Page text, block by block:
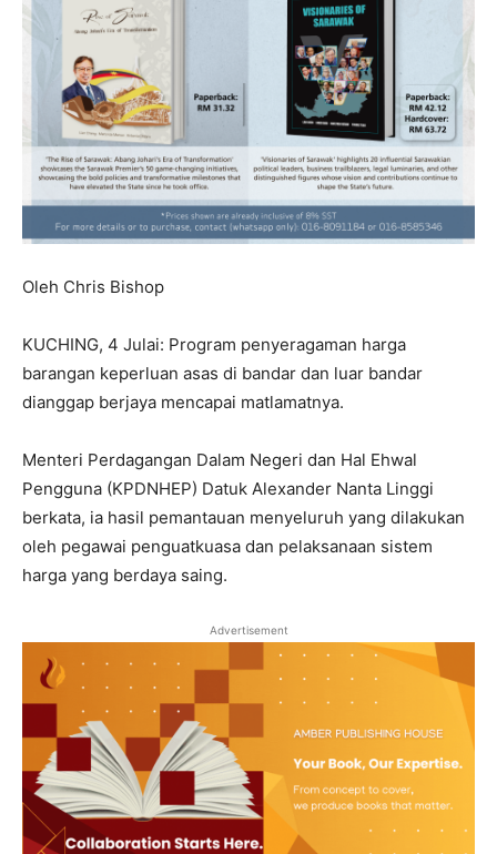
Oleh Chris Bishop
KUCHING, 4 Julai: Program penyeragaman harga
barangan keperluan asas di bandar dan luar bandar
dianggap berjaya mencapai matlamatnya.
Menteri Perdagangan Dalam Negeri dan Hal Ehwal
Pengguna (KPDNHEP) Datuk Alexander Nanta Linggi
berkata, ia hasil pemantauan menyeluruh yang dilakukan
oleh pegawai penguatkuasa dan pelaksanaan sistem
harga yang berdaya saing.
Advertisement